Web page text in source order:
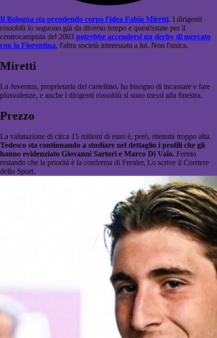
Il Bologna sta prendendo corpo l'idea Fabio Miretti. I dirigenti
rossoblù lo seguono già da diverso tempo e quest'estate per il
centrocampista del 2003 potrebbe accendersi un derby di mercato
con la Fiorentina, l'altra società interessata a lui. Non l'unica.
Miretti
La Juventus, proprietaria del cartellino, ha bisogno di incassare e fare
plusvalenze, e anche i dirigenti rossoblù si sono messi alla finestra.
Prezzo
La valutazione di circa 15 milioni di euro è, però, ritenuta troppo alta.
Tedesco sta continuando a studiare nel dettaglio i profili che gli
hanno evidenziato Giovanni Sartori e Marco Di Vaio. Fermo
restando che la priorità è la conferma di Freuler. Lo scrive il Corriere
dello Sport.